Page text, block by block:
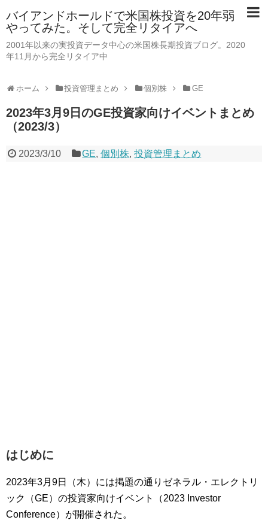
バイアンドホールドで米国株投資を20年弱
やってみた。そして完全リタイアへ
2001年以来の実投資データ中心の米国株長期投資ブログ。2020
年11月から完全リタイア中
ホーム 投資管理まとめ 個別株 GE
2023年3月9日のGE投資家向けイベントまとめ
（2023/3）
2023/3/10 GE,個別株,投資管理まとめ
はじめに
2023年3月9日（木）には掲題の通りゼネラル・エレクトリ
ック（GE）の投資家向けイベント（2023 Investor
Conference）が開催された。